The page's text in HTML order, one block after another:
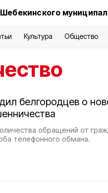
Культура Общество
белгородцев о
обращений от
телефонного обмана.